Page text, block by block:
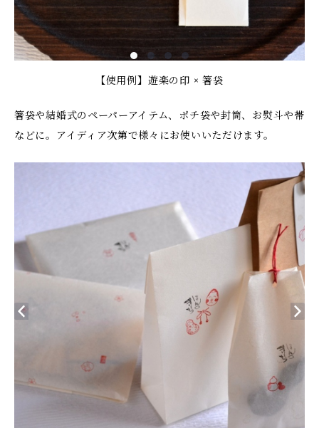
【使用例】遊楽の印 × 箸袋
箸袋や結婚式のペーパーアイテム、ポチ袋や封筒、お熨斗や帯
などに。アイディア次第で様々にお使いいただけます。